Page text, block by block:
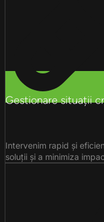
Gestionare situații
Intervenim rapid și
soluții și a minimiza